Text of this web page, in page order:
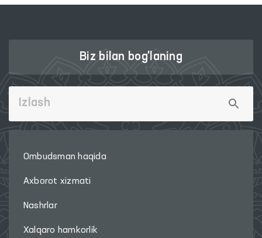
Biz bilan bog'laning
Ombudsman haqida
Axborot xizmati
Nashrlar
Xalqaro hamkorlik